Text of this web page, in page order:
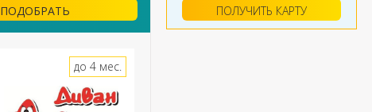
ПОДОБРАТЬ
до 4 мес.
ПОЛУЧИТЬ КАРТУ